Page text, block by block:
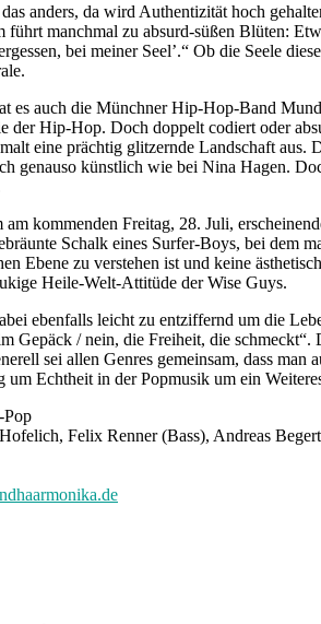
anders, da wird Authentizität hoch
führt manchmal zu absurd-süßen Blüten:
bei meiner Seel’.“ Ob die Seele
es auch die Münchner Hip-Hop-Band
der Hip-Hop. Doch doppelt codiert oder
eine prächtig glitzernde Landschaft aus.
genauso künstlich wie bei Nina Hagen.
am kommenden Freitag, 28. Juli,
Schalk eines Surfer-Boys, bei dem
Ebene zu verstehen ist und keine
Heile-Welt-Attitüde der Wise Guys.
ebenfalls leicht zu entziffernd um die
Gepäck / nein, die Freiheit, die
sei allen Genres gemeinsam, dass
Echtheit in der Popmusik um ein
Pop
Felix Renner (Bass), Andreas